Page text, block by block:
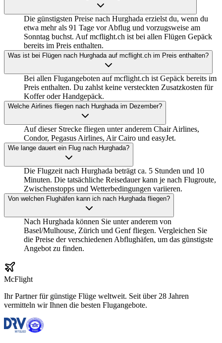
Die günstigsten Preise nach Hurghada erzielst du, wenn du
etwa mehr als 91 Tage vor Abflug und vorzugsweise am
Sonntag buchst. Auf mcflight.ch ist bei allen Flügen Gepäck
bereits im Preis enthalten.
Was ist bei Flügen nach Hurghada auf mcflight.ch im Preis enthalten?
Bei allen Flugangeboten auf mcflight.ch ist Gepäck bereits im
Preis enthalten. Du zahlst keine versteckten Zusatzkosten für
Koffer oder Handgepäck.
Welche Airlines fliegen nach Hurghada im Dezember?
Auf dieser Strecke fliegen unter anderem Chair Airlines,
Condor, Pegasus Airlines, Air Cairo und easyJet.
Wie lange dauert ein Flug nach Hurghada?
Die Flugzeit nach Hurghada beträgt ca. 5 Stunden und 10
Minuten. Die tatsächliche Reisedauer kann je nach Flugroute,
Zwischenstopps und Wetterbedingungen variieren.
Von welchen Flughäfen kann ich nach Hurghada fliegen?
Nach Hurghada können Sie unter anderem von
Basel/Mulhouse, Zürich und Genf fliegen. Vergleichen Sie
die Preise der verschiedenen Abflughäfen, um das günstigste
Angebot zu finden.
McFlight
Ihr Partner für günstige Flüge weltweit. Seit über 28 Jahren
vermitteln wir Ihnen die besten Flugangebote.